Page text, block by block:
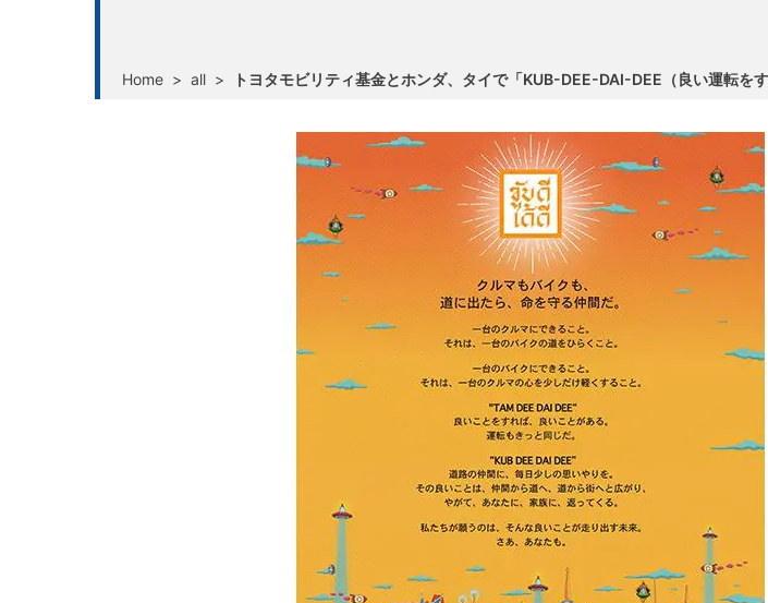
Home > all > トヨタモビリティ基金とホンダ、タイで「KUB-DEE-DAI-DEE（良い運転を